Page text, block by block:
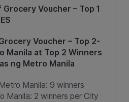
Voucher – Top 1
Voucher – Top 2-
Manila at Top 2 Winners
ng Metro Manila
Manila: 9 winners
Manila: 2 winners per City